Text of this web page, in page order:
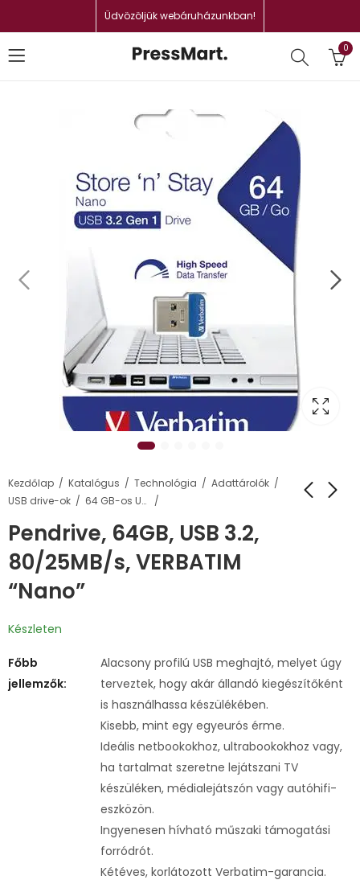
Üdvözöljük webáruházunkban!
0
Kezdőlap Katalógus Technológia
Adattárolók
USB drive-ok
64 GB-os USB pendrive-ok
Pendrive, 64GB, USB 3.2,
80/25MB/s, VERBATIM
“Nano”
Készleten
Főbb
jellemzők:
Alacsony profilú USB meghajtó, melyet úgy
terveztek, hogy akár állandó kiegészítőként
is használhassa készülékében.
Kisebb, mint egy egyeurós érme.
Ideális netbookokhoz, ultrabookokhoz vagy,
ha tartalmat szeretne lejátszani TV
készüléken, médialejátszón vagy autóhifi-
eszközön.
Ingyenesen hívható műszaki támogatási
forródrót.
Kétéves, korlátozott Verbatim-garancia.